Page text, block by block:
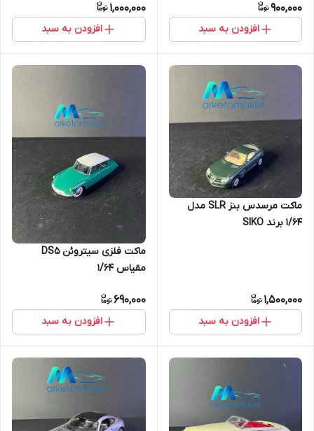
900,000
افزودن به سبد
1,000,000
افزودن به سبد
ماکت مرسدس بنز SLR مدل
۱/۶۴ برند SIKO
1,500,000
افزودن به سبد
ماکت فلزی سیتروئن DS5
مقیاس ۱/۶۴
690,000
افزودن به سبد